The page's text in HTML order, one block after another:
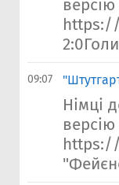
версію
https://
09:07
Німці
версію
https://